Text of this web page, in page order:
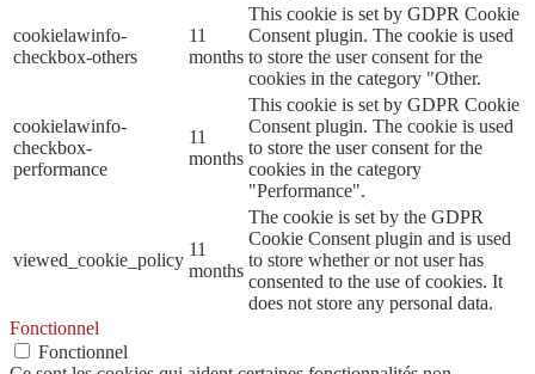
cookielawinfo-
checkbox-others
11
months
This cookie is set by GDPR Cookie
Consent plugin. The cookie is used
to store the user consent for the
cookies in the category "Other.
cookielawinfo-
checkbox-
performance
11
months
This cookie is set by GDPR Cookie
Consent plugin. The cookie is used
to store the user consent for the
cookies in the category
"Performance".
viewed_cookie_policy
11
months
The cookie is set by the GDPR
Cookie Consent plugin and is used
to store whether or not user has
consented to the use of cookies. It
does not store any personal data.
Fonctionnel
Fonctionnel